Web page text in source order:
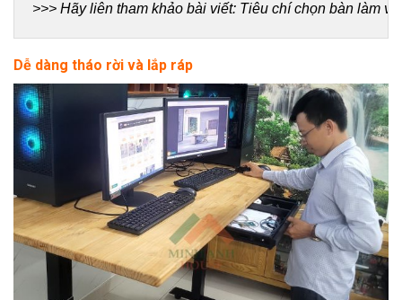
>>> Hãy liên tham khảo bài viết: Tiêu chí chọn bàn làm
Dễ dàng tháo rời và lắp ráp